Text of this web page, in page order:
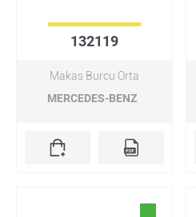
132119
Makas Burcu Orta
MERCEDES-BENZ